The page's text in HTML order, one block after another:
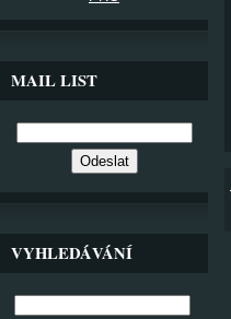
MAIL LIST
VYHLEDÁVÁNÍ